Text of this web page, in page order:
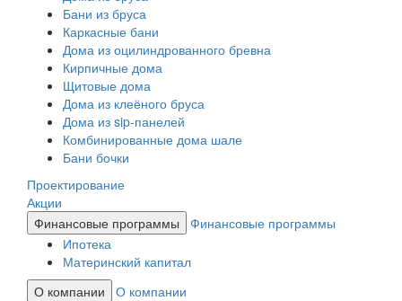
Бани из бруса
Каркасные бани
Дома из оцилиндрованного бревна
Кирпичные дома
Щитовые дома
Дома из клеёного бруса
Дома из sip-панелей
Комбинированные дома шале
Бани бочки
Проектирование
Акции
Финансовые программы
Финансовые программы
Ипотека
Материнский капитал
О компании
О компании